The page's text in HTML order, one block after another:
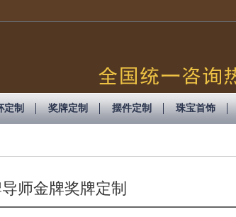
定制 奖牌定制 摆件定制 珠宝首饰
师金牌奖牌定制